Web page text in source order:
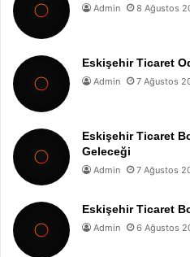
Admin 8 Ağustos
Eskişehir Ticaret
Admin 7 Ağustos
Eskişehir Ticaret
Geleceği
Admin 7 Ağustos
Eskişehir Ticaret
Admin 6 Ağustos